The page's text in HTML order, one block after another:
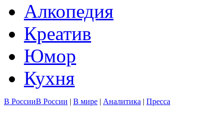
Алкопедия
Креатив
Юмор
Кухня
В РоссииВ России | В мире | Аналитика | Пресса